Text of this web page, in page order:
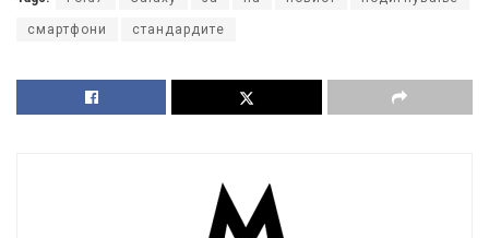
смартфони стандардите